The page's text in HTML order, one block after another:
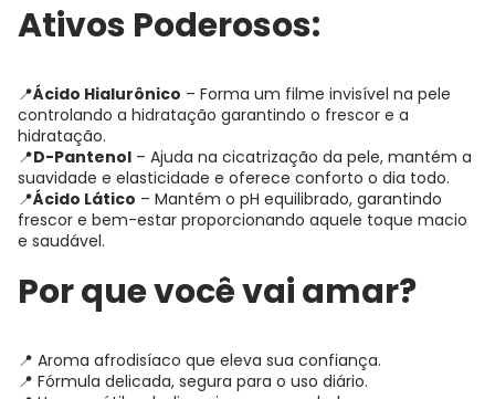
Ativos Poderosos:
📍Ácido Hialurônico – Forma um filme invisível na pele
controlando a hidratação garantindo o frescor e a
hidratação.
📍D-Pantenol – Ajuda na cicatrização da pele, mantém a
suavidade e elasticidade e oferece conforto o dia todo.
📍Ácido Lático – Mantém o pH equilibrado, garantindo
frescor e bem-estar proporcionando aquele toque macio
e saudável.
Por que você vai amar?
📍 Aroma afrodisíaco que eleva sua confiança.
📍 Fórmula delicada, segura para o uso diário.